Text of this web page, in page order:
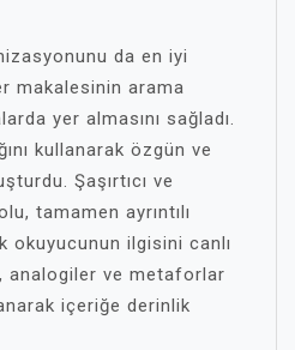
da en iyi
makalesinin arama
yer almasını sağladı.
kullanarak özgün ve
Şaşırtıcı ve
tamamen ayrıntılı
okuyucunun ilgisini canlı
analogiler ve metaforlar
içeriğe derinlik